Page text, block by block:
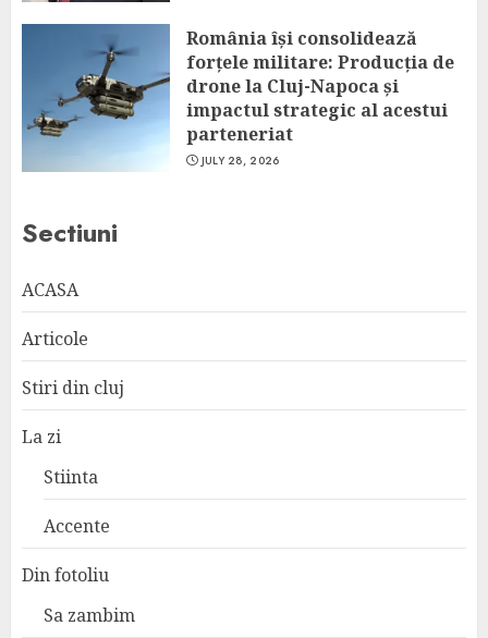
România își consolidează
forțele militare: Producția de
drone la Cluj-Napoca și
impactul strategic al acestui
parteneriat
JULY 28, 2026
Sectiuni
ACASA
Articole
Stiri din cluj
La zi
Stiinta
Accente
Din fotoliu
Sa zambim